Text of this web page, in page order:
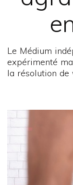
Le Médium
expérimenté
la résolution de